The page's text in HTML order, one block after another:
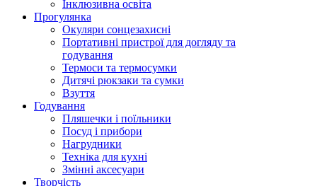
Інклюзивна освіта
Прогулянка
Окуляри сонцезахисні
Портативні пристрої для догляду та
годування
Термоси та термосумки
Дитячі рюкзаки та сумки
Взуття
Годування
Пляшечки і поїльники
Посуд і прибори
Нагрудники
Техніка для кухні
Змінні аксесуари
Творчість